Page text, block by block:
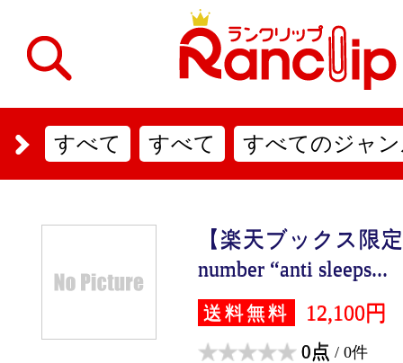
すべて すべて すべてのジャ
【楽天ブックス限
number “anti sleeps...
送料無料 12,100円
0点 / 0件